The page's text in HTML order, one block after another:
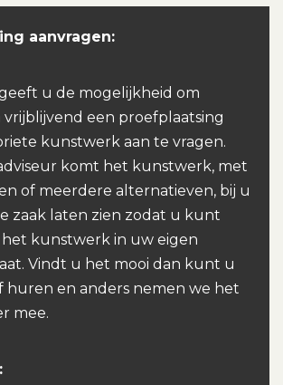
aanvragen:
u de mogelijkheid om
vrijblijvend een proefplaatsing
kunstwerk aan te vragen.
komt het kunstwerk, met
of meerdere alternatieven, bij u
zaak laten zien zodat u kunt
kunstwerk in uw eigen
Vindt u het mooi dan kunt u
huren en anders nemen we het
mee.